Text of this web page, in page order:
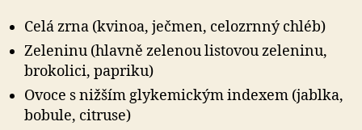
Celá zrna (kvinoa, ječmen, celozrnný chléb)
Zeleninu (hlavně zelenou listovou zeleninu,
brokolici, papriku)
Ovoce s nižším glykemickým indexem (jablka,
bobule, citruse)